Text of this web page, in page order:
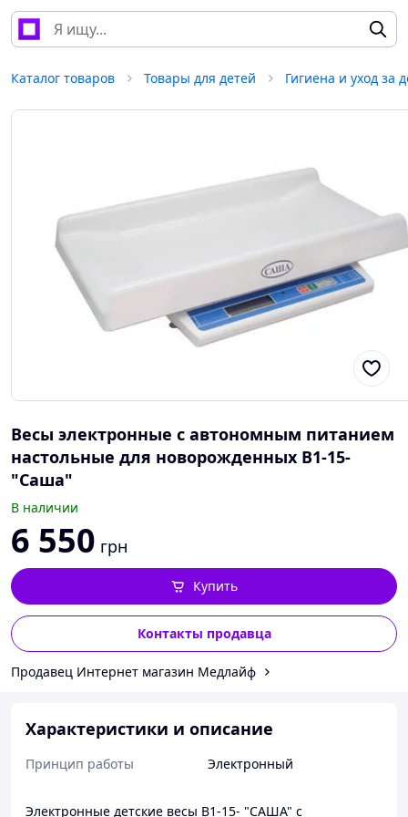
Каталог товаров Товары для детей Гигиена и уход за
Весы электронные с автономным питанием
настольные для новорожденных В1-15-
"Саша"
В наличии
6 550 грн
Контакты продавца
Купить
Продавец Интернет магазин Медлайф
Характеристики и описание
Принцип работы Электронный
Электронные детские весы В1-15- "САША" с